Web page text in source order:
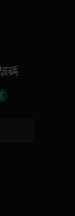
碼